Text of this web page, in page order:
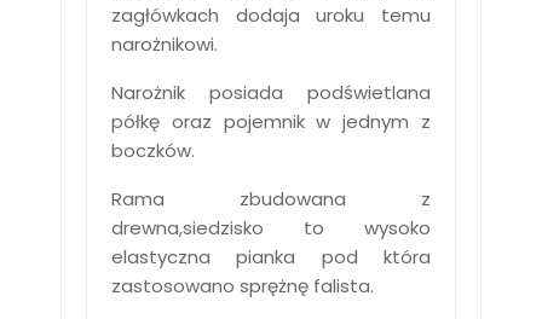
zagłówkach dodaja uroku temu
narożnikowi.
Narożnik posiada podświetlana
półkę oraz pojemnik w jednym z
boczków.
Rama zbudowana z
drewna,siedzisko to wysoko
elastyczna pianka pod która
zastosowano sprężnę falista.